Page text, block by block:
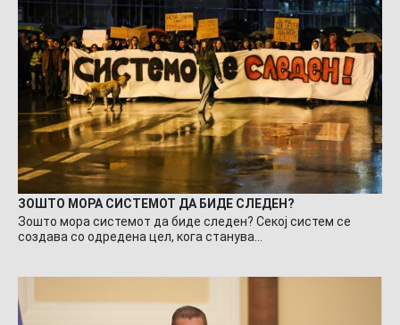
ЗОШТО МОРА СИСТЕМОТ ДА БИДЕ СЛЕДЕН?
Зошто мора системот да биде следен? Секој систем се
создава со одредена цел, кога станува…